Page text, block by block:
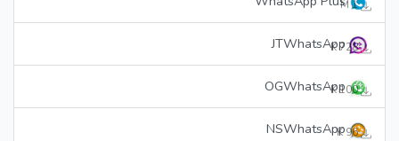
1 M
JTWhatsApp 728 K
OGWhatsApp 100 K
NSWhatsApp 96 K